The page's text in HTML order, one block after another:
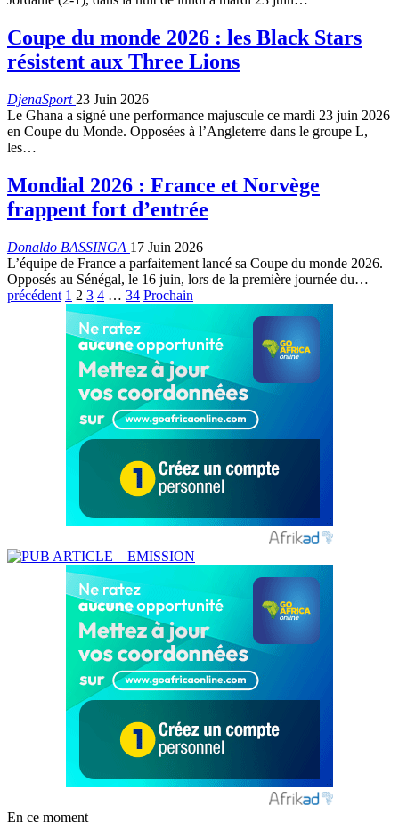
Coupe du monde 2026 : les Black Stars
résistent aux Three Lions
DjenaSport 23 Juin 2026
Le Ghana a signé une performance majuscule ce mardi 23 juin 2026
en Coupe du Monde. Opposées à l’Angleterre dans le groupe L,
les…
Mondial 2026 : France et Norvège
frappent fort d’entrée
Donaldo BASSINGA 17 Juin 2026
L’équipe de France a parfaitement lancé sa Coupe du monde 2026.
Opposés au Sénégal, le 16 juin, lors de la première journée du…
précédent 1 2 3 4 … 34 Prochain
En ce moment